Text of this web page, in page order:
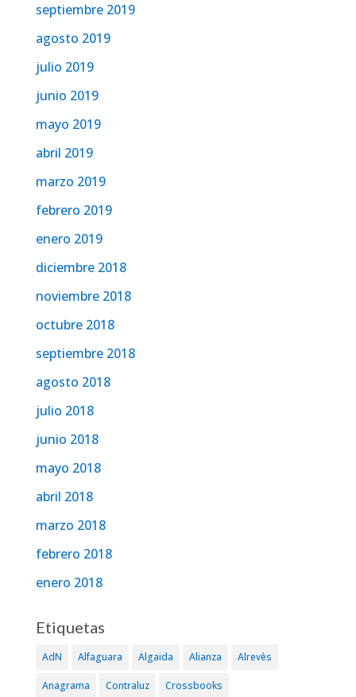
septiembre 2019
agosto 2019
julio 2019
junio 2019
mayo 2019
abril 2019
marzo 2019
febrero 2019
enero 2019
diciembre 2018
noviembre 2018
octubre 2018
septiembre 2018
agosto 2018
julio 2018
junio 2018
mayo 2018
abril 2018
marzo 2018
febrero 2018
enero 2018
Etiquetas
AdN Alfaguara Algaida Alianza Alrevès
Anagrama Contraluz Crossbooks